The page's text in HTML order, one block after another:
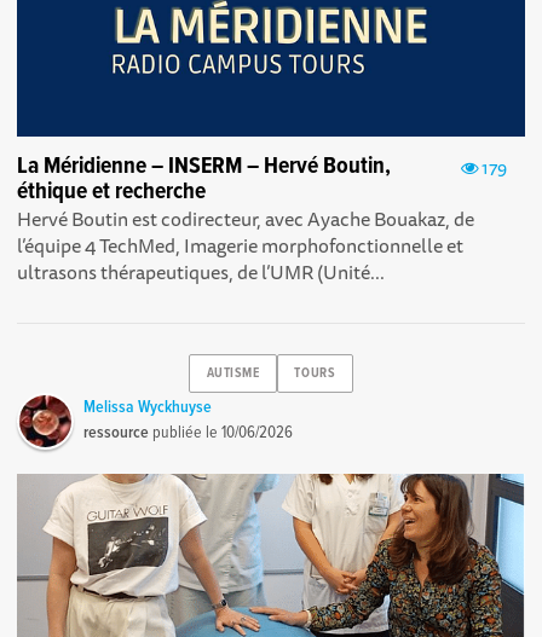
179
La Méridienne – INSERM – Hervé Boutin,
éthique et recherche
Hervé Boutin est codirecteur, avec Ayache Bouakaz, de
l’équipe 4 TechMed, Imagerie morphofonctionnelle et
ultrasons thérapeutiques, de l’UMR (Unité...
AUTISME TOURS
Melissa Wyckhuyse
ressource publiée le10/06/2026